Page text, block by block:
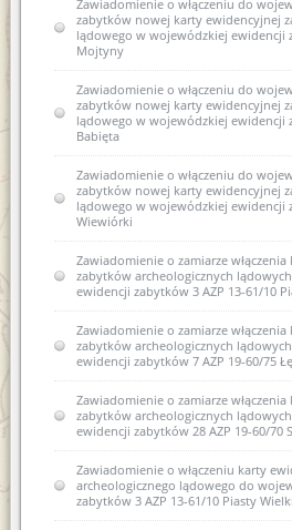
Zawiadomienie o włączeniu do
zabytków nowej karty ewidencyjnej
lądowego w wojewódzkiej ewidencji
Mojtyny
Zawiadomienie o włączeniu do
zabytków nowej karty ewidencyjnej
lądowego w wojewódzkiej ewidencji
Babięta
Zawiadomienie o włączeniu do
zabytków nowej karty ewidencyjnej
lądowego w wojewódzkiej ewidencji
Wiewiórki
Zawiadomienie o zamiarze
zabytków archeologicznych
ewidencji zabytków 3 AZP 13-61/10
Zawiadomienie o zamiarze
zabytków archeologicznych
ewidencji zabytków 7 AZP 19-60/75
Zawiadomienie o zamiarze
zabytków archeologicznych
ewidencji zabytków 28 AZP 19-60/70
Zawiadomienie o włączeniu karty
archeologicznego lądowego do
zabytków 3 AZP 13-61/10 Piasty